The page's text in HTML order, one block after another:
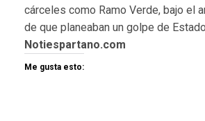
cárceles como Ramo Verde, bajo el
de que planeaban un golpe de
Notiespartano.com
Me gusta esto: